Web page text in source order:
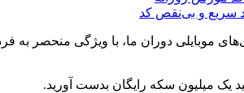
سریع و بی‌نقص کد
موبایلی دوران ما، با ویژگی منحصر
یک میلیون سکه رایگان بدست آورید.